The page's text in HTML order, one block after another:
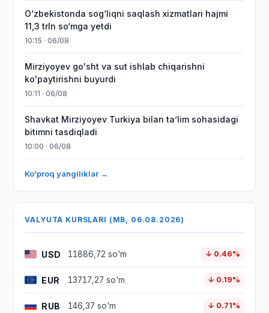
O‘zbekistonda sog‘liqni saqlash xizmatlari hajmi
11,3 trln so‘mga yetdi
10:15 · 06/08
Mirziyoyev go'sht va sut ishlab chiqarishni
ko'paytirishni buyurdi
10:11 · 06/08
Shavkat Mirziyoyev Turkiya bilan taʼlim sohasidagi
bitimni tasdiqladi
10:00 · 06/08
Ko'proq yangiliklar →
VALYUTA KURSLARI (MB, 06.08.2026)
USD 11886,72 so'm ↓ 0.46%
EUR 13717,27 so'm ↓ 0.19%
RUB 146,37 so'm ↓ 0.71%